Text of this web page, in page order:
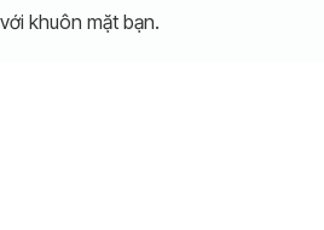
khuôn mặt bạn.